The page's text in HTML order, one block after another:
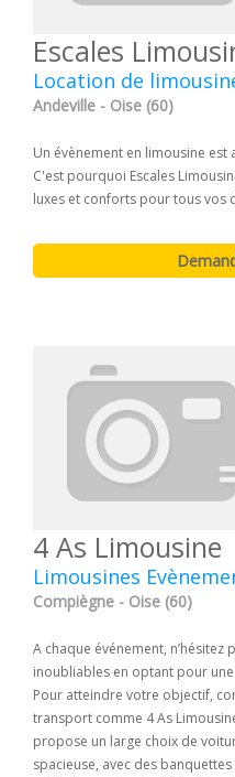
Escales
Location de
Andeville - Oise (60)
Un évènement en limousine
C'est pourquoi Escales
luxes et conforts pour tous vos
4 As Limousine
Limousines
Compiègne - Oise (60)
A chaque événement, n’hésitez
inoubliables en optant pour
Pour atteindre votre objectif,
transport comme 4 As
propose un large choix de
spacieuse, avec des